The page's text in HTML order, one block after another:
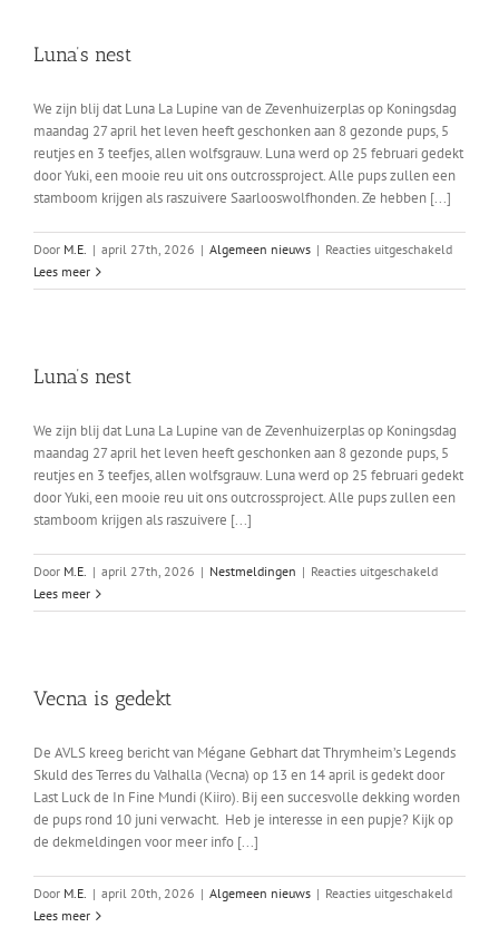
Luna’s nest
We zijn blij dat Luna La Lupine van de Zevenhuizerplas op Koningsdag
maandag 27 april het leven heeft geschonken aan 8 gezonde pups, 5
reutjes en 3 teefjes, allen wolfsgrauw. Luna werd op 25 februari gedekt
door Yuki, een mooie reu uit ons outcrossproject. Alle pups zullen een
stamboom krijgen als raszuivere Saarlooswolfhonden. Ze hebben [...]
Door M.E. | april 27th, 2026 | Algemeen nieuws | Reacties uitgeschakeldvoor
nest
Lees meer
Luna’s nest
We zijn blij dat Luna La Lupine van de Zevenhuizerplas op Koningsdag
maandag 27 april het leven heeft geschonken aan 8 gezonde pups, 5
reutjes en 3 teefjes, allen wolfsgrauw. Luna werd op 25 februari gedekt
door Yuki, een mooie reu uit ons outcrossproject. Alle pups zullen een
stamboom krijgen als raszuivere [...]
Door M.E. | april 27th, 2026 | Nestmeldingen | Reacties uitgeschakeldvoor
nest
Lees meer
Vecna is gedekt
De AVLS kreeg bericht van Mégane Gebhart dat Thrymheim’s Legends
Skuld des Terres du Valhalla (Vecna) op 13 en 14 april is gedekt door
Last Luck de In Fine Mundi (Kiiro). Bij een succesvolle dekking worden
de pups rond 10 juni verwacht. Heb je interesse in een pupje? Kijk op
de dekmeldingen voor meer info [...]
Door M.E. | april 20th, 2026 | Algemeen nieuws | Reacties uitgeschakeldvoor
Lees meer